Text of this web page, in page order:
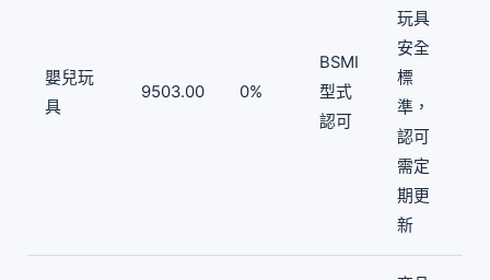
嬰兒玩
具
9503.00 0%
BSMI
型式
認可
玩具
安全
標
準，
認可
需定
期更
新